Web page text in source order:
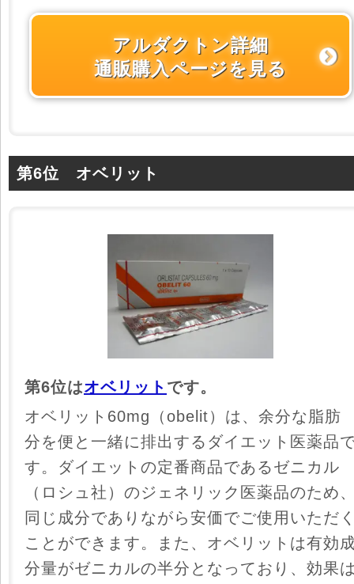
アルダクトン詳細
通販購入ページを見る
第6位 オベリット
第6位はオベリット です。
オベリット60mg（obelit）は、余分な脂肪
分を便と一緒に排出するダイエット医薬品
す。ダイエットの定番商品であるゼニカル
（ロシュ社）のジェネリック医薬品のため
同じ成分でありながら安価でご使用いただ
ことができます。また、オベリットは有効
分量がゼニカルの半分となっており、効果